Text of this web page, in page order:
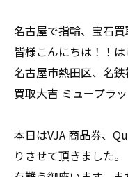
名古屋で指輪、宝石買
皆様こんにちは！！は
名古屋市熱田区、名
買取大吉 ミュープラ
本日はVJA 商品券、
りさせて頂きました。